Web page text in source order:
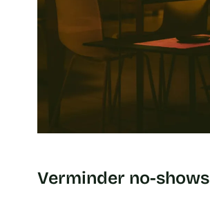
Verminder no-shows